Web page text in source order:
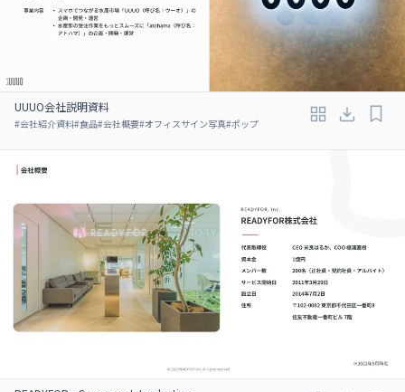
UUUO会社説明資料
#会社紹介資料#食品#会社概要#オフィスサイン写真#ポップ